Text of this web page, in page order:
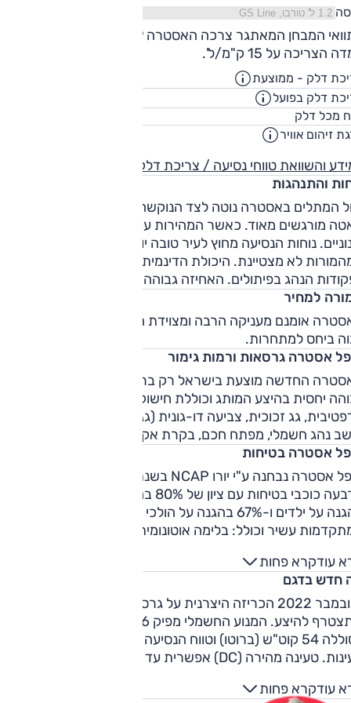
הצריכה על 15 ק"מ/ל'.
דלק - ממוצעת
דלק בפועל
מכל דלק
זיהום אוויר
והשוואת טווחי נסיעה / צריכת דלק
והתנהגות
המתלים באסטרה נוטה לצד הנוקשה. בעיר, שיבושים גדולים
מורגשים מאוד. כאשר המהירות עולה, מורגשים גם שיבושים
נוחות הנסיעה מחוץ לעיר טובה יותר, אך גם שם ספיגת
לא מצטיינת. היכולת הדינמית טובה, והרכב מגיב היטב
הנהג בפיתולים. האחיזה גבוהה ותחושת הביטחון גבוהה.
למחיר
אומנם מעניקה הרבה ומצוידת היטב, אך סובלת ממחיר
ביחס למתחרות.
אסטרה גרסאות ורמות גימור
גג זכוכית, צביעה דו-גונית (גג שחור), מצלמות היקפיות,
נהג חשמלי, מפתח חכם, בקרת אקלים מפוצלת ועוד.
אסטרה בטיחות
בהגנה על ילדים ו-67% בהגנה על הולכי רגל. היצע מערכות
ותחילת תנועה, זיהוי תמרורים, עמעום אורות גבוהים
לשטח מת, לתנועה חוצה מאחור ולערנות נהג.
עודקרא פחות
חדש בדגם
בנובמבר 2022 הכריזה היצרנית על גרסה כל-חשמלית חדשה
עודקרא פחות